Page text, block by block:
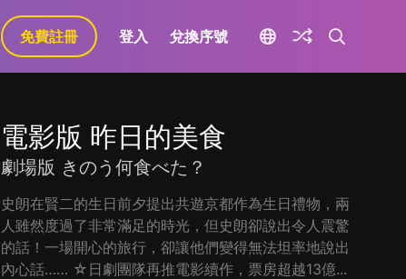
免費註冊 登入 兌換序號
電影版 昨日的美食
劇場版 きのう何食べた？
史朗在賢二的生日前夕提出共遊京都作為生日禮物，兩
人雖然度過了非常滿足的時光，但史朗卻說出令人震驚
的話！一場開心的旅行，卻讓他們變得無法坦率地說出
內心話…… ☆日劇團隊再推電影續作，票房超越13億...